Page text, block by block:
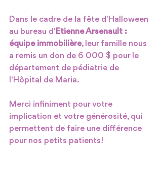
Dans le cadre de la fête d'Halloween
au bureau d' Etienne Arsenault :
équipe immobilière, leur famille nous
a remis un don de 6 000 $ pour le
département de pédiatrie de
l'Hôpital de Maria.
Merci infiniment pour votre
implication et votre générosité, qui
permettent de faire une différence
pour nos petits patients!